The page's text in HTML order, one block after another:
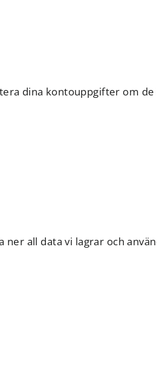
dina kontouppgifter om
ner all data vi lagrar och